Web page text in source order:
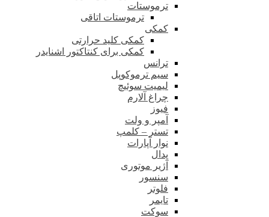
ترموستات
ترموستات اتاقی
کمکی
کمکی کلید حرارتی
کمکی برای کنتاکتور اشنایدر
ترانس
سیم ترموکوپل
لیمیت سوئیچ
چراغ آلارم
فیوز
آمپر و ولت
تستر – کلمپ
نوار آپارات
پدال
آژیر موتوری
سنسور
فلوتر
تایمر
سوکت